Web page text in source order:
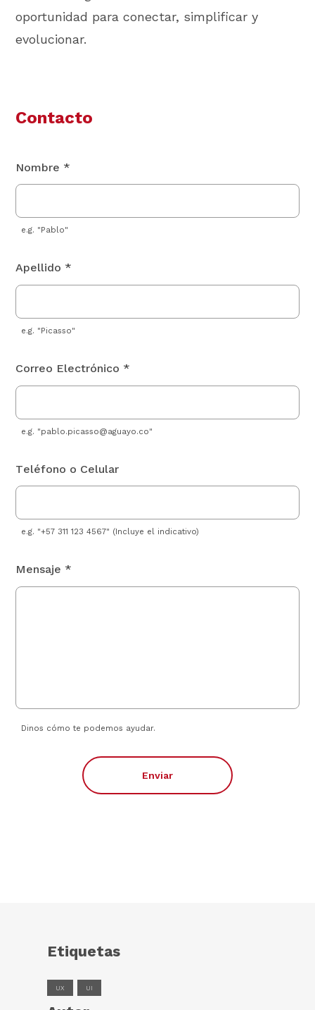
oportunidad para conectar, simplificar y
evolucionar.
Contacto
Nombre *
e.g. "Pablo"
Apellido *
e.g. "Picasso"
Correo Electrónico *
e.g. "pablo.picasso@aguayo.co"
Teléfono o Celular
e.g. "+57 311 123 4567" (Incluye el indicativo)
Mensaje *
Dinos cómo te podemos ayudar.
Enviar
Etiquetas
UX UI